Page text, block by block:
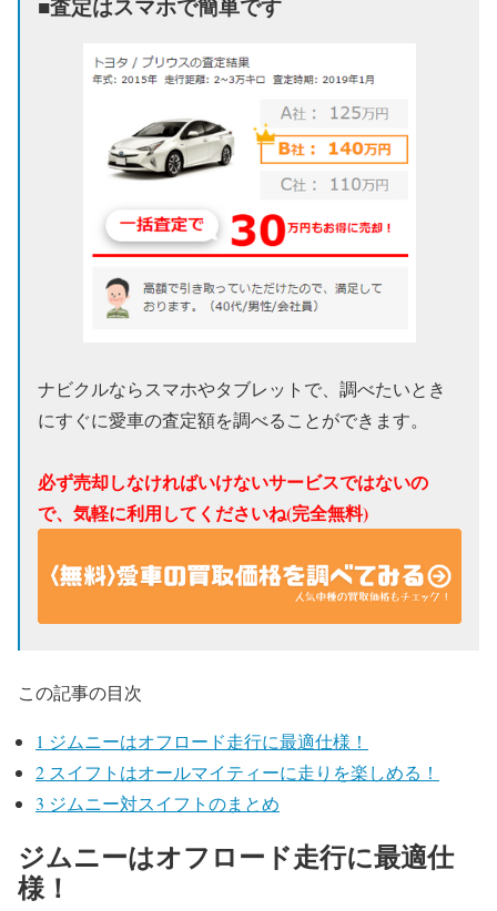
■査定はスマホで簡単です
ナビクルならスマホやタブレットで、調べたいとき
にすぐに愛車の査定額を調べることができます。
必ず売却しなければいけないサービスではないの
で、気軽に利用してくださいね(完全無料)
この記事の目次
1 ジムニーはオフロード走行に最適仕様！
2 スイフトはオールマイティーに走りを楽しめる！
3 ジムニー対スイフトのまとめ
ジムニーはオフロード走行に最適仕
様！